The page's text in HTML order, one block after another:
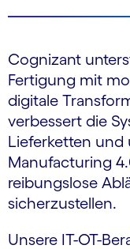
Cognizant
Fertigung mit
digitale
verbessert die
Lieferketten und
Manufacturing
reibungslose
sicherzustellen.
Unsere IT-OT-